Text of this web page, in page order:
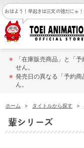
おはよう！早起きは三文の徳だにゃ！
※
「在庫販売商品」と「
せん。
※ 発売日の異なる「予約
ん。
ホーム > タイトルから探す >
輩シリーズ